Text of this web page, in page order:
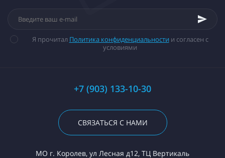
Я прочитал Политика конфиденциальности и согласен с
условиями
+7 (903) 133-10-30
СВЯЗАТЬСЯ С НАМИ
МО г. Королев, ул Лесная д12, ТЦ Вертикаль